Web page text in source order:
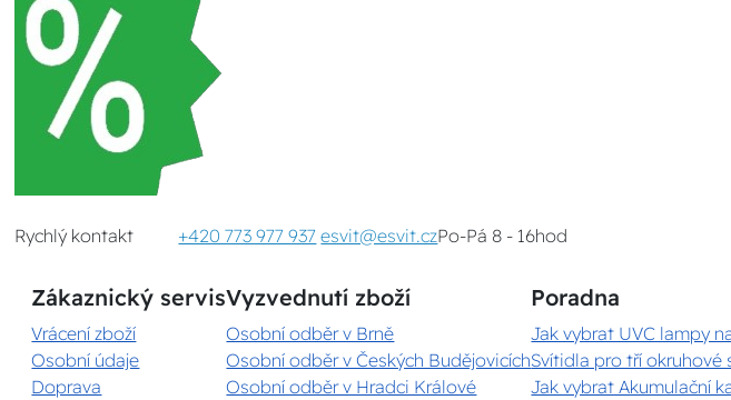
Rychlý kontakt +420 773 977 937 esvit@esvit.czPo-Pá 8 - 16hod
Zákaznický servis
Vrácení zboží
Osobní údaje
Doprava
Vyzvednutí zboží
Osobní odběr v Brně
Osobní odběr v Českých Budějovicích
Osobní odběr v Hradci Králové
Poradna
Jak vybrat UVC lampy
Svítidla pro tří okruhové
Jak vybrat Akumulační